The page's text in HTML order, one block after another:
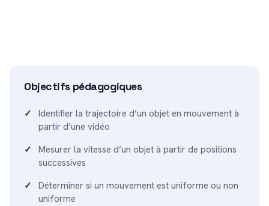
Objectifs pédagogiques
Identifier la trajectoire d’un objet en mouvement à
partir d’une vidéo
Mesurer la vitesse d’un objet à partir de positions
successives
Déterminer si un mouvement est uniforme ou non
uniforme